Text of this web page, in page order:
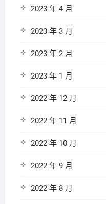
2023 年 4 月
2023 年 3 月
2023 年 2 月
2023 年 1 月
2022 年 12 月
2022 年 11 月
2022 年 10 月
2022 年 9 月
2022 年 8 月